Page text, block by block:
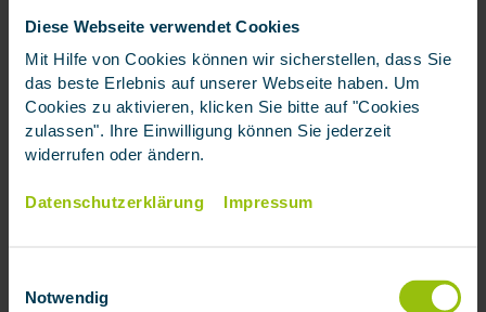
Diese Webseite verwendet Cookies
Mit Hilfe von Cookies können wir sicherstellen, dass Sie
das beste Erlebnis auf unserer Webseite haben. Um
Cookies zu aktivieren, klicken Sie bitte auf "Cookies
zulassen". Ihre Einwilligung können Sie jederzeit
widerrufen oder ändern.
Datenschutzerklärung Impressum
Notwendig
Entscheidung nicht nur die aktuellen Beiträge,
sondern auch ihre voraussichtliche berufliche und
finanzielle Situation nach dem Studium
berücksichtigen.Eine Beratungist hier besonders
sinnvoll.
Rentner ohne Anspruch auf die
Viele Rentner sind über die Krankenversicherung der